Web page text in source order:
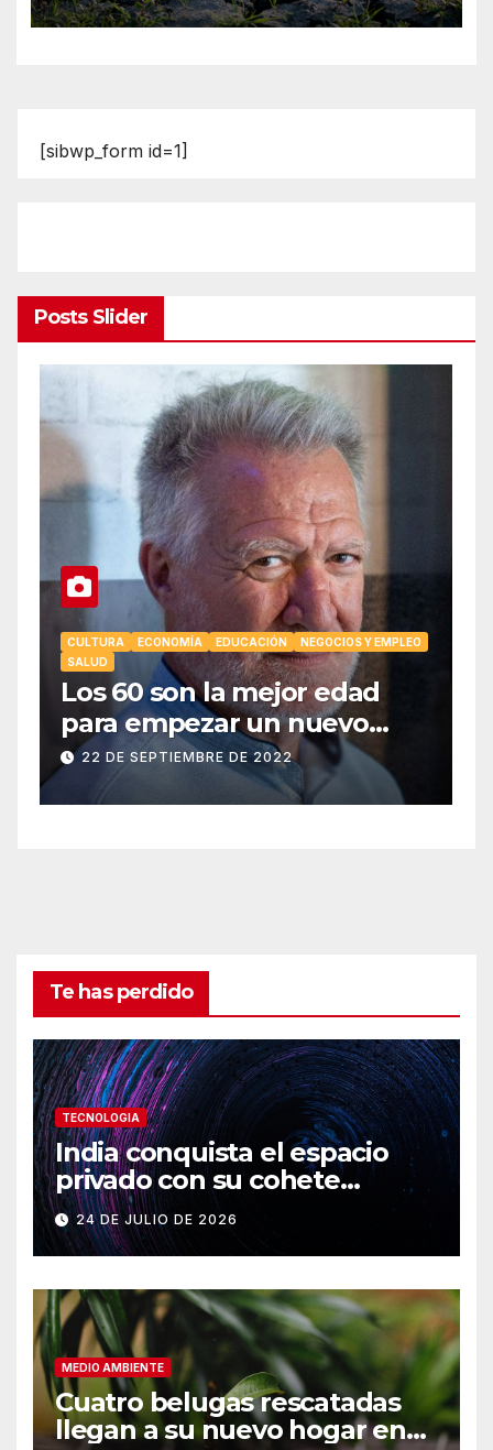
[sibwp_form id=1]
Posts Slider
CULTURA ECONOMÍA EDUCACIÓN
NEGOCIOS Y EMPLEO
SALUD
Los 60 son la mejor edad
para empezar un nuevo
negocio.
22 DE SEPTIEMBRE DE 2022
Te has perdido
TECNOLOGIA
India conquista el espacio
privado con su cohete
Vikram-1
24 DE JULIO DE 2026
MEDIO AMBIENTE
Cuatro belugas rescatadas
llegan a su nuevo hogar en